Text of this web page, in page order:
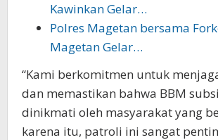
Kawinkan Gelar…
Polres Magetan bersama
Magetan Gelar…
“Kami berkomitmen untuk
dan memastikan bahwa BBM
dinikmati oleh masyarakat yang
karena itu, patroli ini sangat